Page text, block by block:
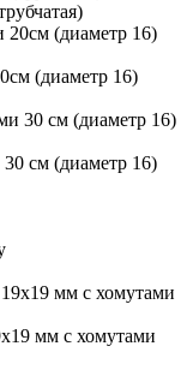
(диаметр 16)
см (диаметр 16)
мм с хомутами